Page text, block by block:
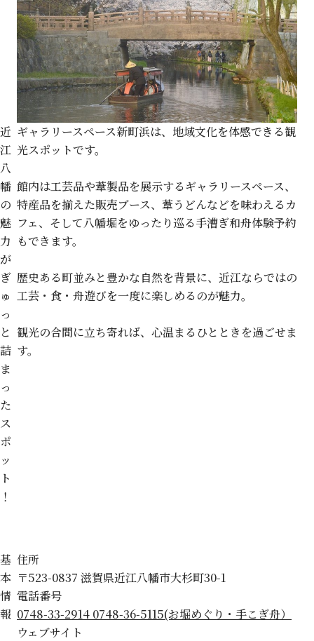
近
江
八
幡
の
魅
力
が
ぎ
ゅ
っ
と
詰
ま
っ
た
ス
ポ
ッ
ト
！
ギャラリースペース新町浜は、地域文化を体感できる観
光スポットです。
館内は工芸品や葦製品を展示するギャラリースペース、
特産品を揃えた販売ブース、葦うどんなどを味わえるカ
フェ、そして八幡堀をゆったり巡る手漕ぎ和舟体験予約
もできます。
歴史ある町並みと豊かな自然を背景に、近江ならではの
工芸・食・舟遊びを一度に楽しめるのが魅力。
観光の合間に立ち寄れば、心温まるひとときを過ごせま
す。
基
本
情
報
住所
〒523-0837 滋賀県近江八幡市大杉町30-1
電話番号
0748-33-2914 0748-36-5115(お堀めぐり・手こぎ舟）
ウェブサイト